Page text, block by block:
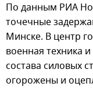
По данным РИА
точечные
Минске. В центр
военная техника
состава силовых
огорожены и